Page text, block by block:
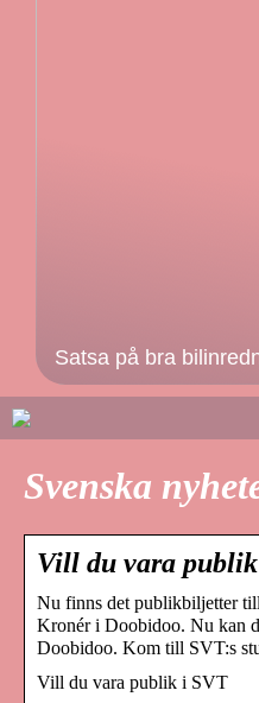
Satsa på bra
Svenska
Vill du vara
Nu finns det publikbiljetter
Kronér i Doobidoo. Nu kan
Doobidoo. Kom till SVT:s
Vill du vara publik i SVT